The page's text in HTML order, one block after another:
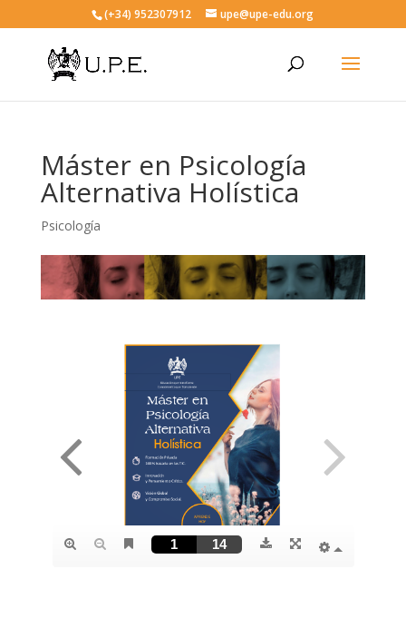
(+34) 952307912 upe@upe-edu.org
Máster en Psicología
Alternativa Holística
Psicología